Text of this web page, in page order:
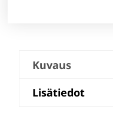
Kuvaus
Lisätiedot